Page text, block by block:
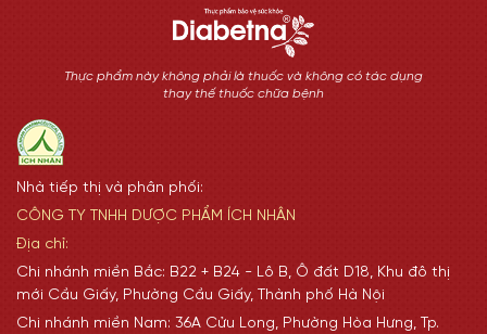
Thực phẩm này không phải là thuốc và không có tác dụng
thay thế thuốc chữa bệnh
Nhà tiếp thị và phân phối:
CÔNG TY TNHH DƯỢC PHẨM ÍCH NHÂN
Địa chỉ:
Chi nhánh miền Bắc: B22 + B24 - Lô B, Ô đất D18, Khu đô thị
mới Cầu Giấy, Phường Cầu Giấy, Thành phố Hà Nội
Chi nhánh miền Nam: 36A Cửu Long, Phường Hòa Hưng, Tp.